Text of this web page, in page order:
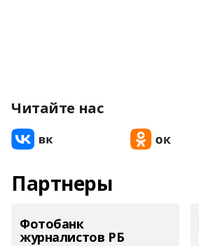
Читайте нас
Партнеры
Фотобанк
журналистов РБ